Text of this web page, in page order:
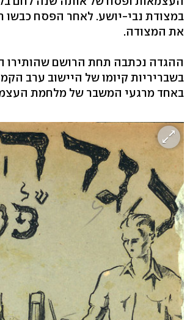
במצודת נבי-יושע. לאחר הפסח כבשו
את המצודה.
ההגדה נכתבה תחת הרושם שהותירו
בשבריריות קיומו של היישוב ערב
באחד מרגעי המשבר של מלחמת